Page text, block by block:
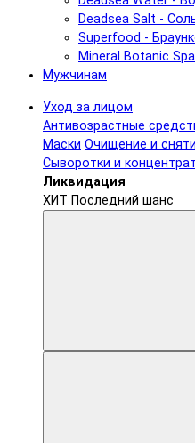
Deadsea Salt -
Superfood -
Mineral Botanic
Мужчинам
Уход за лицом
Антивозрастные
Маски Очищение и
Сыворотки и
Ликвидация
ХИТ Последний шанс